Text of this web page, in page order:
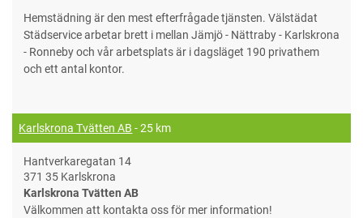
Hemstädning är den mest efterfrågade tjänsten. Välstädat
Städservice arbetar brett i mellan Jämjö - Nättraby - Karlskrona
- Ronneby och vår arbetsplats är i dagsläget 190 privathem
och ett antal kontor.
Karlskrona Tvätten AB - 25 km
Hantverkaregatan 14
371 35 Karlskrona
Karlskrona Tvätten AB
Välkommen att kontakta oss för mer information!